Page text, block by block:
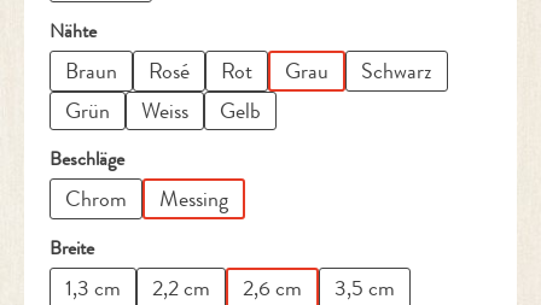
Nähteauswählen
Braun Rosé Rot Grau
Schwarz
Grün
Weiss Gelb
Beschlägeauswählen
Chrom Messing
Breiteauswählen
1,3 cm 2,2 cm 2,6 cm
3,5 cm